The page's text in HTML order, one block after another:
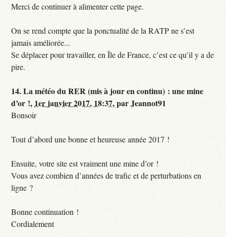
Merci de continuer à alimenter cette page.
On se rend compte que la ponctualité de la RATP ne s’est
jamais améliorée...
Se déplacer pour travailler, en Île de France, c’est ce qu’il y a de
pire.
14.La météo du RER (mis à jour en continu) : une mine
d’or !, 1er janvier 2017, 18:37,parJeannot91
Bonsoir
Tout d’abord une bonne et heureuse année 2017 !
Ensuite, votre site est vraiment une mine d’or !
Vous avez combien d’années de trafic et de perturbations en
ligne ?
Bonne continuation !
Cordialement